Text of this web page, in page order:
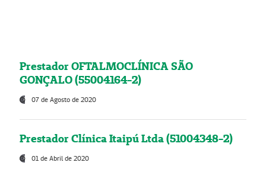
Prestador OFTALMOCLÍNICA SÃO
GONÇALO (55004164-2)
07 de Agosto de 2020
Prestador Clínica Itaipú Ltda (51004348-2)
01 de Abril de 2020